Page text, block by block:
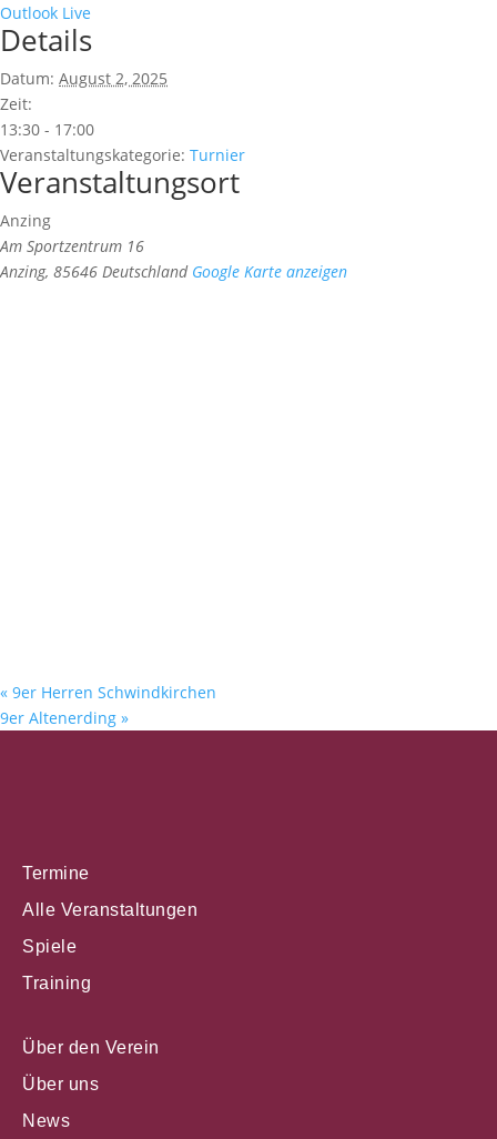
Outlook Live
Details
Datum: August 2, 2025
Zeit:
13:30 - 17:00
Veranstaltungskategorie: Turnier
Veranstaltungsort
Anzing
Am Sportzentrum 16
Anzing, 85646 Deutschland Google Karte anzeigen
« 9er Herren Schwindkirchen
9er Altenerding »
Termine
Alle Veranstaltungen
Spiele
Training
Über den Verein
Über uns
News